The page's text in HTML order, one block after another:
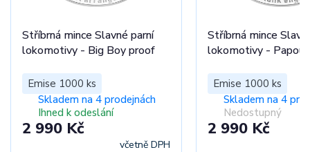
Stříbrná mince Slavné parní
lokomotivy - Big Boy proof
Emise 1000 ks
Skladem na 4 prodejnách
Ihned k odeslání
2 990 Kč
včetně DPH
Stříbrná mince
lokomotivy -
Emise 1000 ks
Skladem na 4
Nedostupný
2 990 Kč